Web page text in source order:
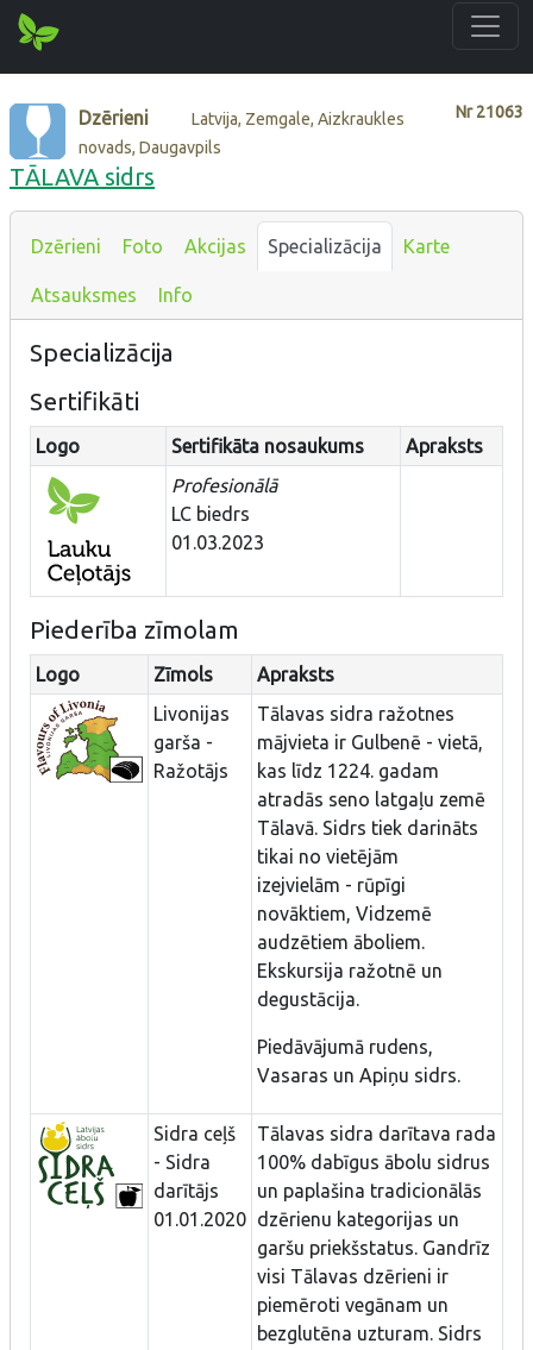
Nr21063
Dzērieni
Latvija, Zemgale, Aizkraukles
novads, Daugavpils
TĀLAVA sidrs
Dzērieni Foto Akcijas Specializācija Karte
Atsauksmes Info
Specializācija
Sertifikāti
Logo Sertifikāta nosaukums
Apraksts
Profesionālā
LC biedrs
01.03.2023
Piederība zīmolam
Logo Zīmols
Apraksts
Livonijas
garša -
Ražotājs
Tālavas sidra ražotnes
mājvieta ir Gulbenē - vietā,
kas līdz 1224. gadam
atradās seno latgaļu zemē
Tālavā. Sidrs tiek darināts
tikai no vietējām
izejvielām - rūpīgi
novāktiem, Vidzemē
audzētiem āboliem.
Ekskursija ražotnē un
degustācija.
Piedāvājumā rudens,
Vasaras un Apiņu sidrs.
Sidra ceļš
- Sidra
darītājs
01.01.2020
Tālavas sidra darītava rada
100% dabīgus ābolu sidrus
un paplašina tradicionālās
dzērienu kategorijas un
garšu priekšstatus. Gandrīz
visi Tālavas dzērieni ir
piemēroti vegānam un
bezglutēna uzturam. Sidrs